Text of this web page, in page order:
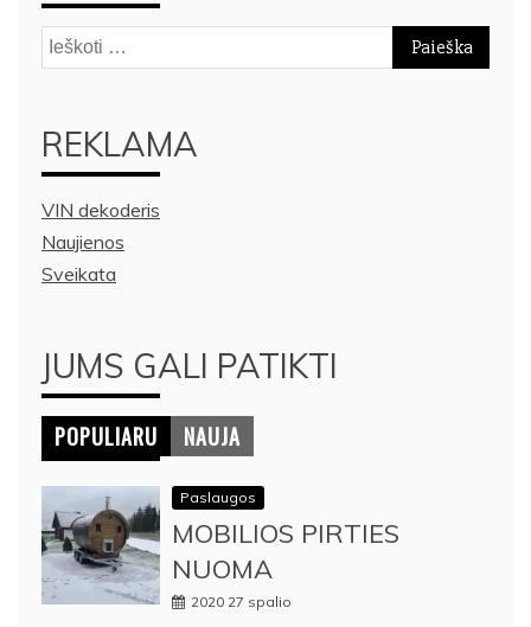
Ieškoti:
REKLAMA
VIN dekoderis
Naujienos
Sveikata
JUMS GALI PATIKTI
POPULIARU NAUJA
Paslaugos
MOBILIOS PIRTIES
NUOMA
2020 27 spalio